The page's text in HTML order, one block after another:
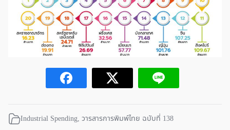
Industrial Spending, วารสารการพิมพ์ไทย ฉบับที่ 138